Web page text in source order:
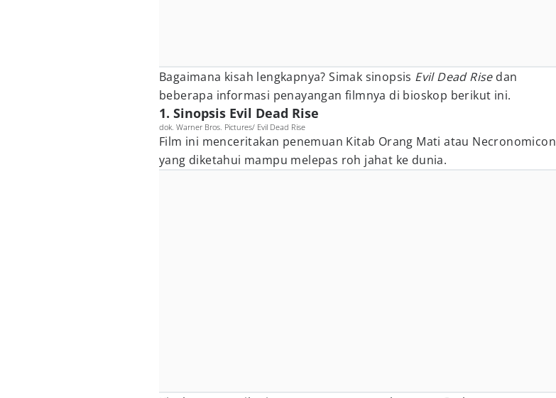
Bagaimana kisah lengkapnya? Simak sinopsis Evil Dead Rise dan
beberapa informasi penayangan filmnya di bioskop berikut ini.
1. Sinopsis Evil Dead Rise
dok. Warner Bros. Pictures/ Evil Dead Rise
Film ini menceritakan penemuan Kitab Orang Mati atau Necronomicon
yang diketahui mampu melepas roh jahat ke dunia.